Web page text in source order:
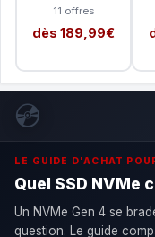
11 offres
dès 189,99€
💿
LE GUIDE D'ACHAT
Quel SSD NVMe
Un NVMe Gen 4 se
question. Le guide